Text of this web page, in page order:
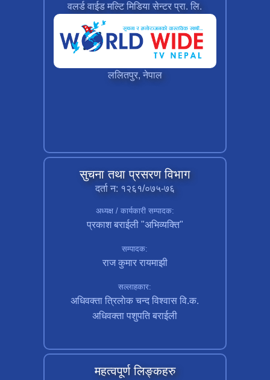
वलर्ड वाईड मल्टि मिडिया सेन्टर प्रा. लि.
ललितपुर, नेपाल
सुचना तथा प्रसरण विभाग
दर्ता न: १२६१/०७५-७६
अध्यक्ष / कार्यकारी सम्पादक:
प्रकाश बराईली "अभिव्यक्ति"
सम्पादक:
राज कुमार रायमाझी
सल्लाहकार:
अधिवक्ता त्रिलाेक चन्द विश्वास वि.क.
अधिवक्ता पशुपति बराईली
महत्वपूर्ण लिङ्कहरु